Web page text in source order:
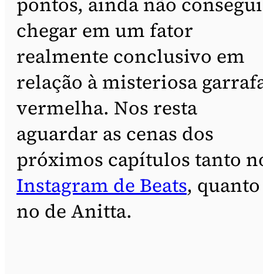
chegar em um fator
realmente conclusivo em
relação à misteriosa
vermelha. Nos resta
aguardar as cenas dos
próximos capítulos tanto
Instagram de Beats, quanto
no de Anitta.